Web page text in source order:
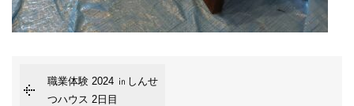
職業体験 2024 ㏌しんせ
つハウス 2日目